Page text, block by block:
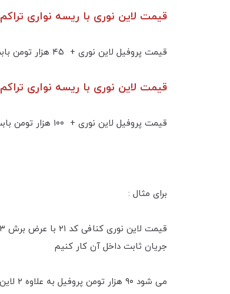
قیمت لاین نوری با ریسه نواری تراکم ۱۲۰ برق مستقیم بدون نیاز به ترانس :
قیمت پروفیل لاین نوری + ۴۵ هزار تومن بابت هر یک لاین ۱۲ وات ریسه ۲۲۰ ولت تراکم ۱۲۰ بدون نیاز به ترانس
قیمت لاین نوری با ریسه نواری تراکم ۲۴۰ برق مستقیم بدون نیاز به ترانس :
قیمت پروفیل لاین نوری + ۱۰۰ هزار تومن بابت هر یک لاین ۲۰ وات ریسه ۲۲۰ ولت تراکم ۲۴۰ بدون نیاز به ترانس
برای مثال :
جریان ثابت داخل آن کار کنیم
می شود ۹۰ هزار تومن پروفیل به علاوه ۲ لاین ۴۵ هزار تومانی می شود ۱۸۰ هزار تومن قیمت لاین نوری کامل به همراه دو‌لاین ریسه نواری